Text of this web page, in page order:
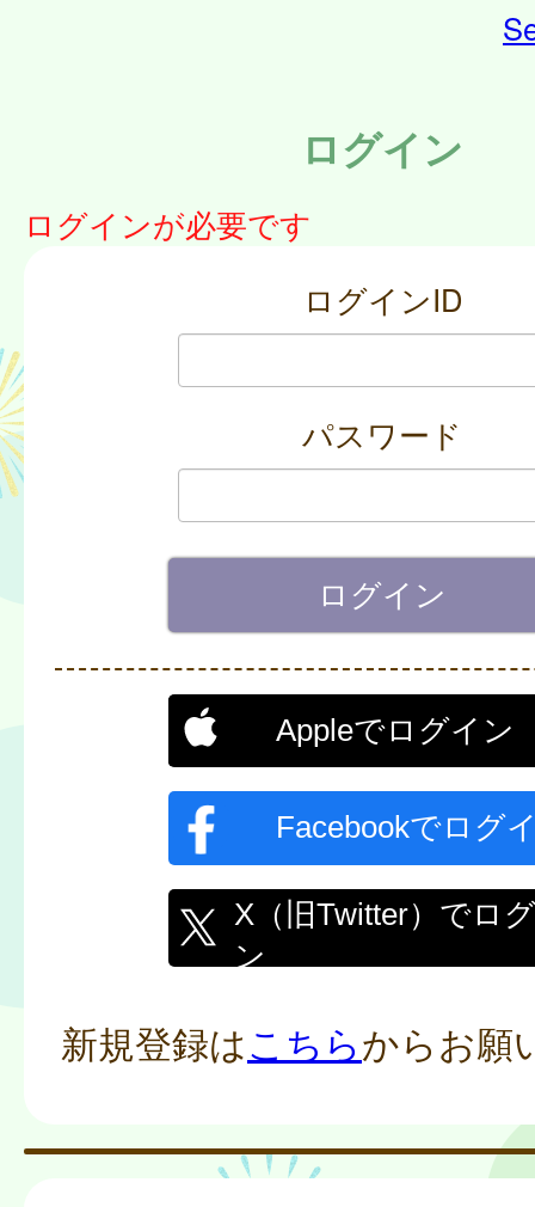
ログイン
ログインが必要です
ログインID
パスワード
Appleでログイン
Facebookでログ
X（旧Twitter）でロ
ン
新規登録はこちらからお願